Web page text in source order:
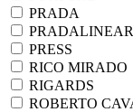
PRADA
PRESS
RICO MIRADO
RIGARDS
ROBERTO